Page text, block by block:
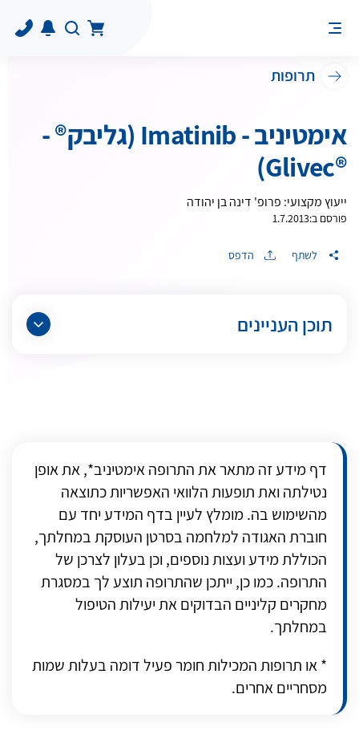
תרופות
אימטיניב - Imatinib (גליבק® -
®Glivec)
ייעוץ מקצועי: פרופ' דינה בן יהודה
פורסם ב:1.7.2013
תוכן העניינים
דף מידע זה מתאר את התרופה אימטיניב*, את אופן
נטילתה ואת תופעות הלוואי האפשריות כתוצאה
מהשימוש בה. מומלץ לעיין בדף המידע יחד עם
חוברת האגודה למלחמה בסרטן העוסקת במחלתך,
הכוללת מידע ועצות נוספים, וכן בעלון לצרכן של
התרופה. כמו כן, ייתכן שהתרופה תוצע לך במסגרת
מחקרים קליניים הבדוקים את יעילות הטיפול
במחלתך.
* או תרופות המכילות חומר פעיל דומה בעלות שמות
מסחריים אחרים.